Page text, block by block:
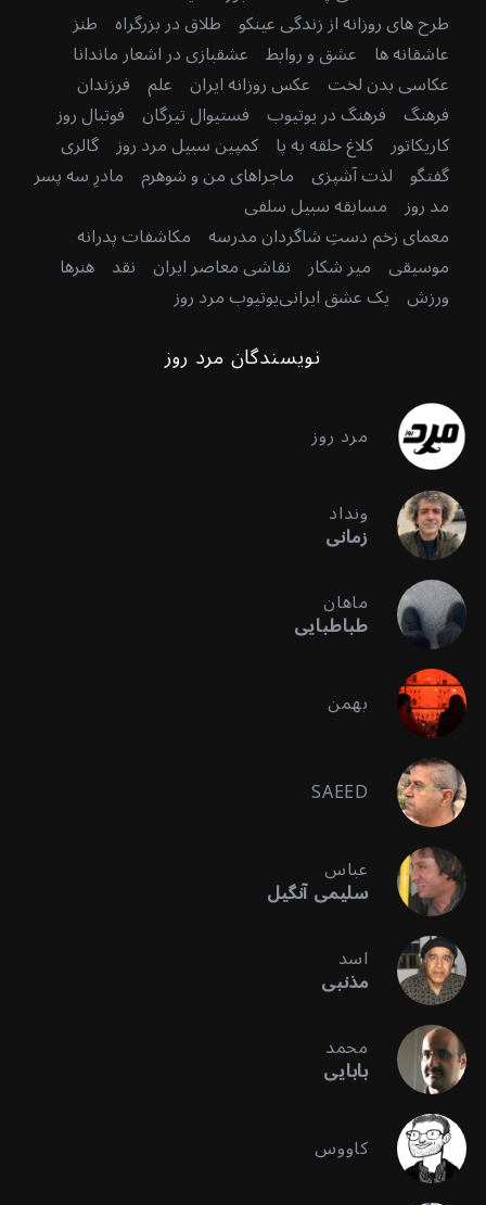
طرح های روزانه از زندگی عینکو طلاق در بزرگراه طنز
عاشقانه ها عشق و روابط عشقبازی در اشعار ماندانا
عکاسی بدن لخت عکس روزانه ایران علم فرزندان
فرهنگ فرهنگ در یوتیوب فستیوال تیرگان فوتبال روز
کاریکاتور کلاغ حلقه به پا کمپین سبیل مرد روز گالری
گفتگو لذت آشپزی ماجراهای من و شوهرم مادرِ سه پسر
مد روز مسابقه سبیل سلفی
معمای زخم دستِ شاگردان مدرسه مکاشفات پدرانه
موسیقی میر شکار نقاشی معاصر ایران نقد هنرها
ورزش یک عشق ایرانییوتیوب مرد روز
نویسندگان مرد روز
مرد روز
ونداد
زمانی
ماهان
طباطبایی
بهمن
SAEED
عباس
سلیمی آنگیل
اسد
مذنبی
محمد
بابایی
کاووس